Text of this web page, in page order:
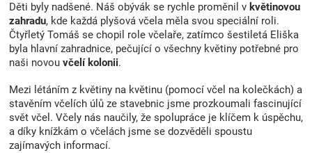
u
Děti byly nadšené. Náš obývák se rychle proměnil v květinovou
zahradu, kde každá plyšová včela měla svou speciální roli.
Čtyřletý Tomáš se chopil role včelaře, zatímco šestiletá Eliška
byla hlavní zahradnice, pečující o všechny květiny potřebné pro
naši novou včelí kolonii.
Mezi létáním z květiny na květinu (pomocí včel na kolečkách) a
stavěním včelích úlů ze stavebnic jsme prozkoumali fascinující
svět včel. Včely nás naučily, že spolupráce je klíčem k úspěchu,
a díky knížkám o včelách jsme se dozvěděli spoustu
zajímavých informací.